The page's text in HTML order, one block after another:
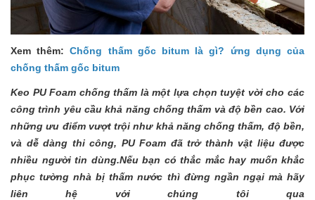
Xem thêm: Chống thấm gốc bitum là gì? ứng dụng của
chống thấm gốc bitum
Keo PU Foam chống thấm là một lựa chọn tuyệt vời cho các
công trình yêu cầu khả năng chống thấm và độ bền cao. Với
những ưu điểm vượt trội như khả năng chống thấm, độ bền,
và dễ dàng thi công, PU Foam đã trở thành vật liệu được
nhiều người tin dùng.Nếu bạn có thắc mắc hay muốn khắc
phục tường nhà bị thấm nước thì đừng ngần ngại mà hãy
liên hệ với chúng tôi qua